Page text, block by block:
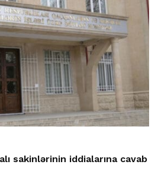
sakinlərinin iddialarına cavab